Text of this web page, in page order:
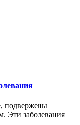
подвержены
Эти заболевания